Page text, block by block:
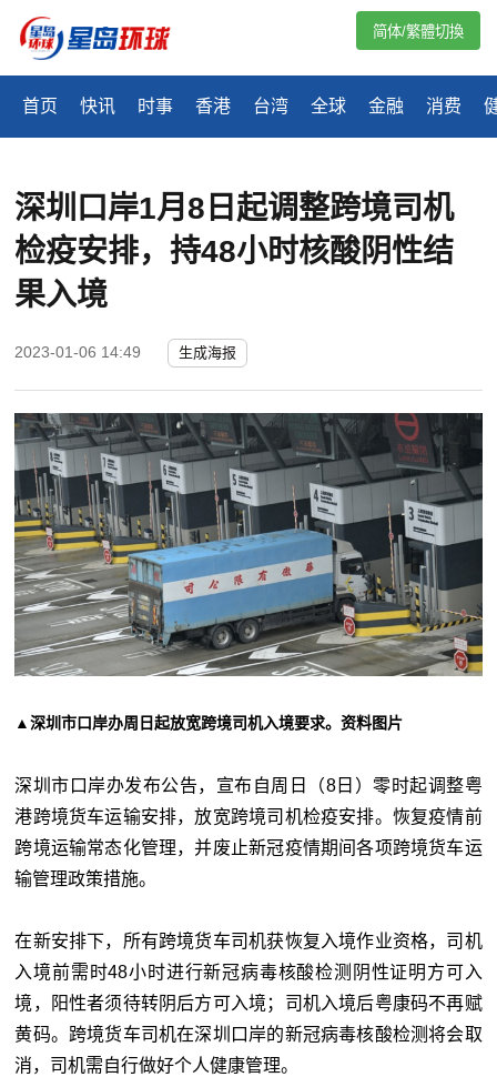
首页 快讯 时事 香港 台湾 全球 金融 消费
简体/繁體切換
深圳口岸1月8日起调整跨境司机
检疫安排，持48小时核酸阴性结
果入境
2023-01-06 14:49 生成海报
▲深圳市口岸办周日起放宽跨境司机入境要求。资料图片
深圳市口岸办发布公告，宣布自周日（8日）零时起调整粤
港跨境货车运输安排，放宽跨境司机检疫安排。恢复疫情前
跨境运输常态化管理，并废止新冠疫情期间各项跨境货车运
输管理政策措施。
在新安排下，所有跨境货车司机获恢复入境作业资格，司机
入境前需时48小时进行新冠病毒核酸检测阴性证明方可入
境，阳性者须待转阴后方可入境；司机入境后粤康码不再赋
黄码。跨境货车司机在深圳口岸的新冠病毒核酸检测将会取
消，司机需自行做好个人健康管理。